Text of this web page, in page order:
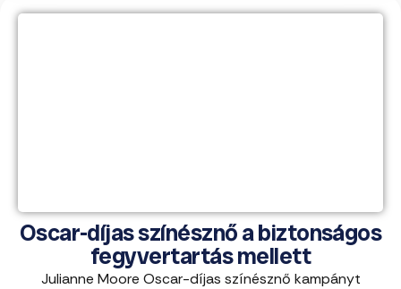
Oscar-díjas színésznő a biztonságos
fegyvertartás mellett
Julianne Moore Oscar-díjas színésznő kampányt